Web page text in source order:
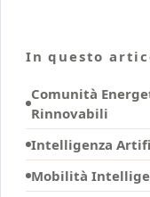
In questo
Comunità
Rinnovabili
Intelligenza
Mobilità